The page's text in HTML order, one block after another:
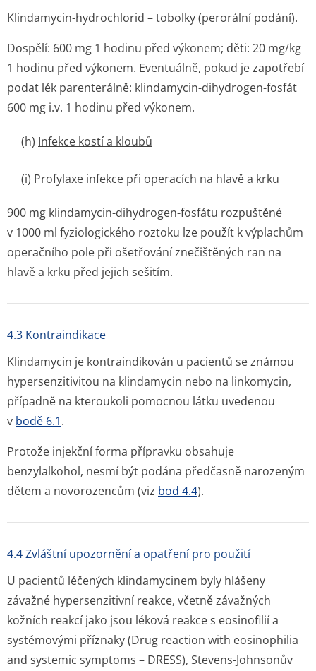
Klindamycin-hydrochlorid – tobolky (perorální podání).
Dospělí: 600 mg 1 hodinu před výkonem; děti: 20 mg/kg
1 hodinu před výkonem. Eventuálně, pokud je zapotřebí
podat lék parenterálně: klindamycin-dihydrogen-fosfát
600 mg i.v. 1 hodinu před výkonem.
(h) Infekce kostí a kloubů
(i) Profylaxe infekce při operacích na hlavě a krku
900 mg klindamycin-dihydrogen-fosfátu rozpuštěné
v 1000 ml fyziologického roztoku lze použít k výplachům
operačního pole při ošetřování znečištěných ran na
hlavě a krku před jejich sešitím.
4.3 Kontraindikace
Klindamycin je kontraindikován u pacientů se známou
hypersenzitivitou na klindamycin nebo na linkomycin,
případně na kteroukoli pomocnou látku uvedenou
v bodě 6.1.
Protože injekční forma přípravku obsahuje
benzylalkohol, nesmí být podána předčasně narozeným
dětem a novorozencům (viz bod 4.4).
4.4 Zvláštní upozornění a opatření pro použití
U pacientů léčených klindamycinem byly hlášeny
závažné hypersenzitivní reakce, včetně závažných
kožních reakcí jako jsou léková reakce s eosinofilií a
systémovými příznaky (Drug reaction with eosinophilia
and systemic symptoms – DRESS), Stevens-Johnsonův